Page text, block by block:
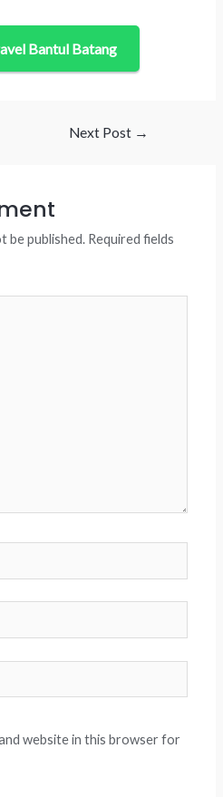
Bantul Batang
Next Post →
be published. Required fields
and website in this browser for